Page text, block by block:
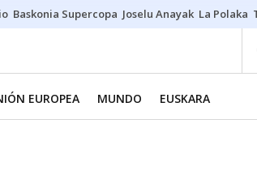
Baskonia Supercopa Joselu Anayak La Polaka
EUROPEA MUNDO EUSKARA